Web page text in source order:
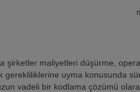
şirketler maliyetleri düşürme,
uyma konusunda
vadeli bir kodlama çözümü